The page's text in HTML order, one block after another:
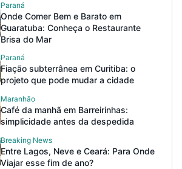
Paraná
Onde Comer Bem e Barato em
Guaratuba: Conheça o Restaurante
Brisa do Mar
Paraná
Fiação subterrânea em Curitiba: o
projeto que pode mudar a cidade
Maranhão
Café da manhã em Barreirinhas:
simplicidade antes da despedida
Breaking News
Entre Lagos, Neve e Ceará: Para Onde
Viajar esse fim de ano?